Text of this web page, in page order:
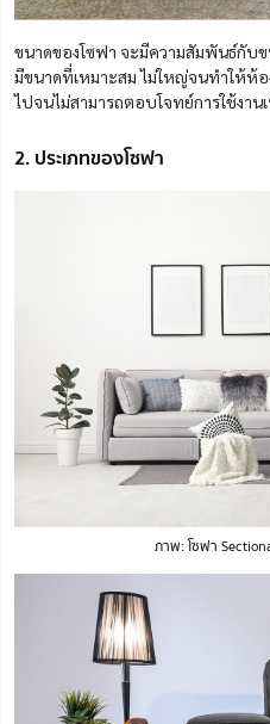
ขนาดของโซฟา จะมีความสัมพันธ์กับข
มีขนาดที่เหมาะสม ไม่ใหญ่จนทำให้ห้
ไปจนไม่สามารถตอบโจทย์การใช้งา
2. ประเภทของโซฟา
ภาพ: โซฟา